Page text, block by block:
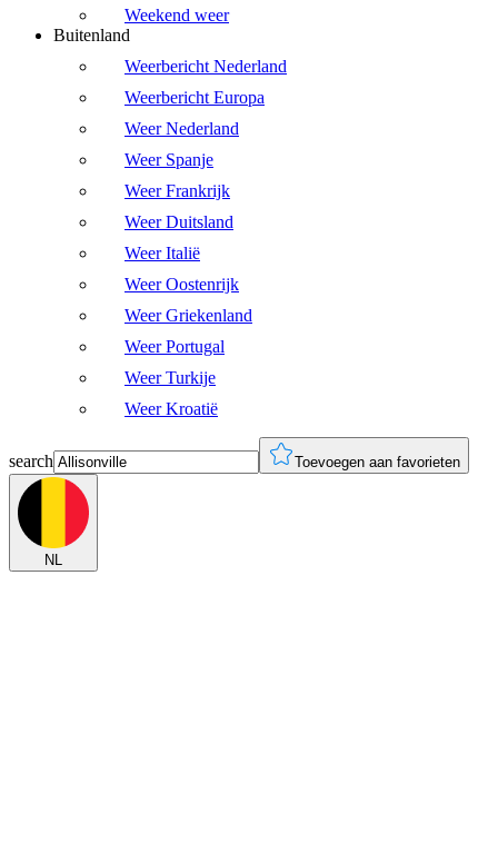
Weekend weer
Buitenland
Weerbericht Nederland
Weerbericht Europa
Weer Nederland
Weer Spanje
Weer Frankrijk
Weer Duitsland
Weer Italië
Weer Oostenrijk
Weer Griekenland
Weer Portugal
Weer Turkije
Weer Kroatië
search Toevoegen aan favorieten
NL